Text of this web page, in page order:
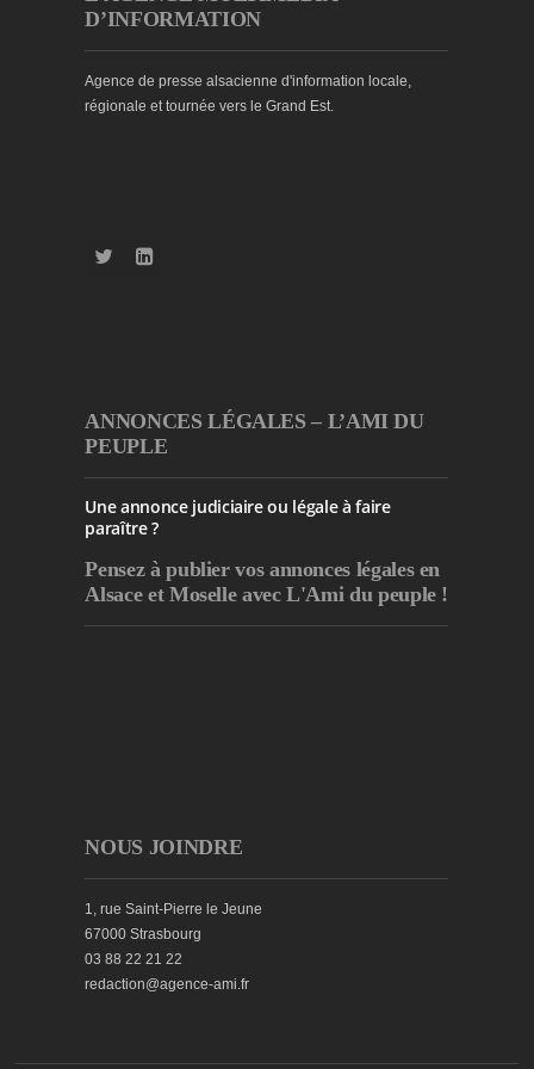
D’INFORMATION
Agence de presse alsacienne d'information locale,
régionale et tournée vers le Grand Est.
ANNONCES LÉGALES – L’AMI DU
PEUPLE
Une annonce judiciaire ou légale à faire
paraître ?
Pensez à publiervos annonces légales en
Alsace et Moselle avec L'Ami du peuple !
NOUS JOINDRE
1, rue Saint-Pierre le Jeune
67000 Strasbourg
03 88 22 21 22
redaction@agence-ami.fr